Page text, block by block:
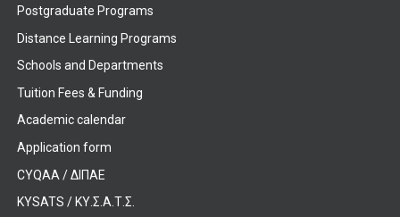
Postgraduate Programs
Distance Learning Programs
Schools and Departments
Tuition Fees & Funding
Academic calendar
Application form
CYQAA / ΔΙΠΑΕ
KYSATS / ΚΥ.Σ.Α.Τ.Σ.